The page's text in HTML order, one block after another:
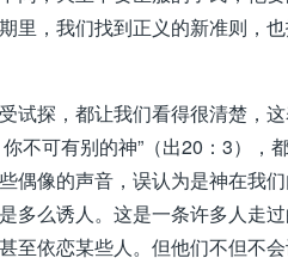
里，我们找到正义的新准则，
试探，都让我们看得很清楚，
不可有别的神”（出20：3）
偶像的声音，误认为是神在我
多么诱人。这是一条许多人走
至依恋某些人。但他们不但不